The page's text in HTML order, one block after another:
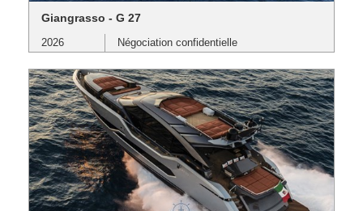
Giangrasso - G 27
2026 Négociation confidentielle